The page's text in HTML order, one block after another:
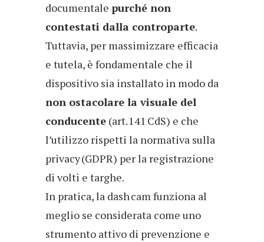
documentale purché non
contestati dalla controparte.
Tuttavia, per massimizzare efficacia
e tutela, è fondamentale che il
dispositivo sia installato in modo da
non ostacolare la visuale del
conducente (art. 141 CdS) e che
l’utilizzo rispetti la normativa sulla
privacy (GDPR) per la registrazione
di volti e targhe.
In pratica, la dash cam funziona al
meglio se considerata come uno
strumento attivo di prevenzione e